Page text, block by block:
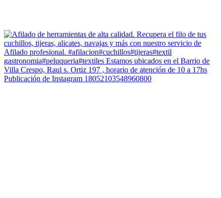
Publicación de Instagram 18052103548960800